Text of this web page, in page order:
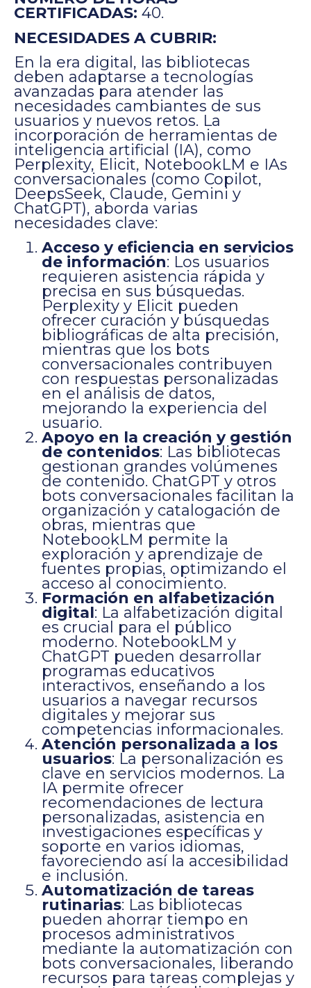
CERTIFICADAS: 40.
NECESIDADES A CUBRIR:
En la era digital, las bibliotecas
deben adaptarse a tecnologías
avanzadas para atender las
necesidades cambiantes de sus
usuarios y nuevos retos. La
incorporación de herramientas de
inteligencia artificial (IA), como
Perplexity, Elicit, NotebookLM e IAs
conversacionales (como Copilot,
DeepsSeek, Claude, Gemini y
ChatGPT), aborda varias
necesidades clave:
Acceso y eficiencia en servicios
de información: Los usuarios
requieren asistencia rápida y
precisa en sus búsquedas.
Perplexity y Elicit pueden
ofrecer curación y búsquedas
bibliográficas de alta precisión,
mientras que los bots
conversacionales contribuyen
con respuestas personalizadas
en el análisis de datos,
mejorando la experiencia del
usuario.
Apoyo en la creación y gestión
de contenidos: Las bibliotecas
gestionan grandes volúmenes
de contenido. ChatGPT y otros
bots conversacionales facilitan la
organización y catalogación de
obras, mientras que
NotebookLM permite la
exploración y aprendizaje de
fuentes propias, optimizando el
acceso al conocimiento.
Formación en alfabetización
digital: La alfabetización digital
es crucial para el público
moderno. NotebookLM y
ChatGPT pueden desarrollar
programas educativos
interactivos, enseñando a los
usuarios a navegar recursos
digitales y mejorar sus
competencias informacionales.
Atención personalizada a los
usuarios: La personalización es
clave en servicios modernos. La
IA permite ofrecer
recomendaciones de lectura
personalizadas, asistencia en
investigaciones específicas y
soporte en varios idiomas,
favoreciendo así la accesibilidad
e inclusión.
Automatización de tareas
rutinarias: Las bibliotecas
pueden ahorrar tiempo en
procesos administrativos
mediante la automatización con
bots conversacionales, liberando
recursos para tareas complejas y